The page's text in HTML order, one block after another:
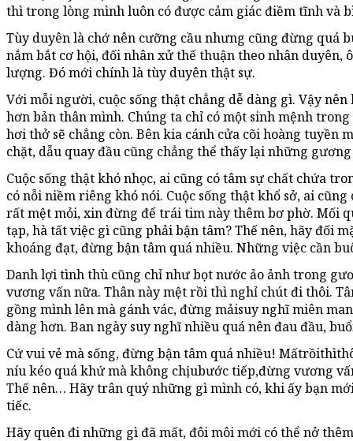
thì trong lòng mình luôn có được cảm giác điềm tĩnh và
Tùy duyên là chớ nên cưỡng cầu nhưng cũng đừng quá
nắm bắt cơ hội, đối nhân xử thế thuận theo nhân
lượng. Đó mới chính là tùy duyên thật sự.
Với mỗi người, cuộc sống thật chẳng dễ dàng gì. Vậy
hơn bản thân mình. Chúng ta chỉ có một sinh mệnh
hơi thở sẽ chẳng còn. Bên kia cánh cửa cõi hoàng tuyền
chặt, dẫu quay đầu cũng chẳng thể thấy lại những
Cuộc sống thật khó nhọc, ai cũng có tâm sự chất chứa
có nỗi niềm riêng khó nói. Cuộc sống thật khổ sở, ai
rất mệt mỏi, xin đừng để trái tim này thêm bơ phờ. Mối
tạp, hà tất việc gì cũng phải bận tâm? Thế nên, hãy đối
khoáng đạt, đừng bận tâm quá nhiều. Những việc cần
Danh lợi tình thù cũng chỉ như bọt nước ảo ảnh trong
vương vấn nữa. Thân này mệt rồi thì nghỉ chút đi thôi.
gồng mình lên mà gánh vác, đừng mảisuy nghĩ miên
dàng hơn. Ban ngày suy nghĩ nhiều quá nên đau đầu,
Cứ vui vẻ mà sống, đừng bận tâm quá nhiều!
níu kéo quá khứ mà không chịubước tiếp,đừng vương
Thế nên… Hãy trân quý những gì mình có, khi ấy bạn
tiếc.
Hãy quên đi những gì đã mất, đôi môi mới có thể nở